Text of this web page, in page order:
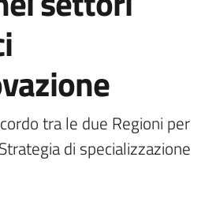
tra le due Regioni per
di specializzazione